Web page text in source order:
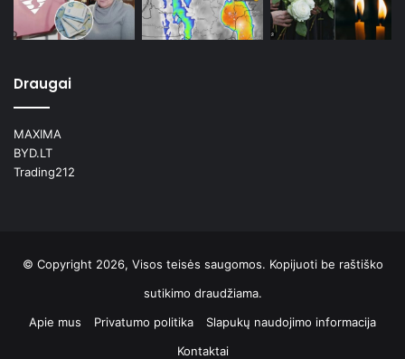
Draugai
MAXIMA
BYD.LT
Trading212
© Copyright 2026, Visos teisės saugomos. Kopijuoti be raštiško
sutikimo draudžiama.
Apie mus
Privatumo politika
Slapukų naudojimo informacija
Kontaktai